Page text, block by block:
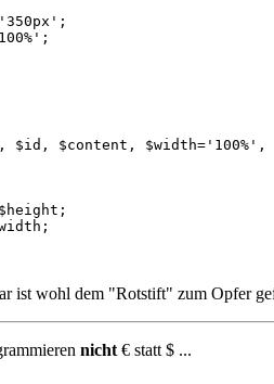
$id, $content,
ist wohl dem "Rotstift" zum Opfer
nicht € statt $ ...